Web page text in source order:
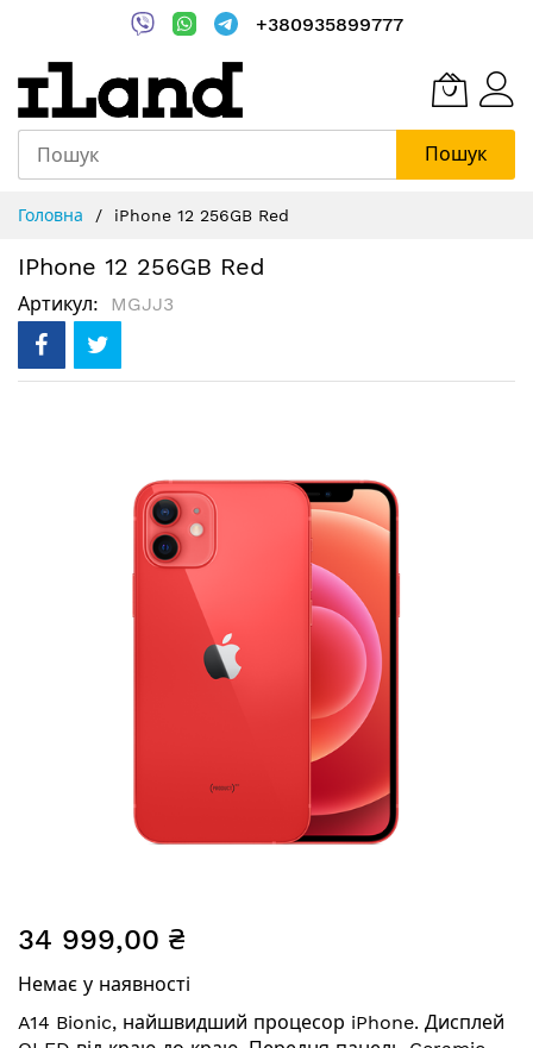
+380935899777
Пошук
Content
Головна iPhone 12 256GB Red
IPhone 12 256GB Red
Артикул MGJJ3
до
галереї
зображень
34 999,00 ₴
Немає у наявності
A14 Bionic, найшвидший процесор iPhone. Дисплей